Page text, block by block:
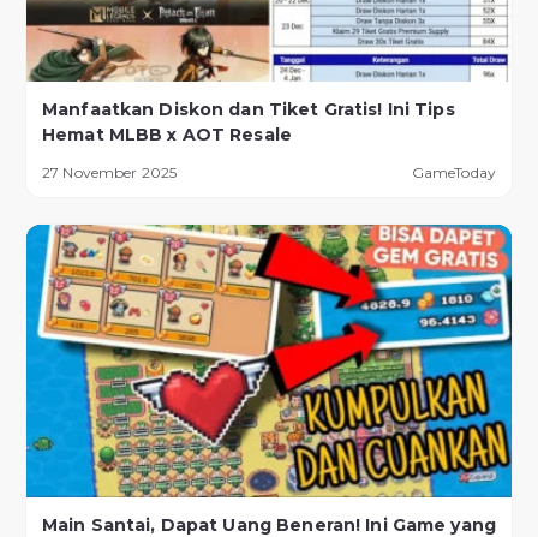
Manfaatkan Diskon dan Tiket Gratis! Ini Tips
Hemat MLBB x AOT Resale
27 November 2025 GameToday
Main Santai, Dapat Uang Beneran! Ini Game yang